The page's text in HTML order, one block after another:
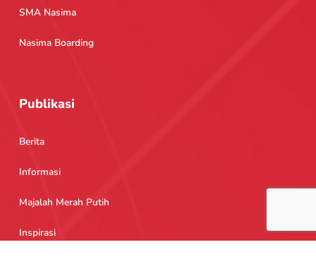
SMA Nasima
Nasima Boarding
Publikasi
Berita
Informasi
Majalah Merah Putih
Inspirasi